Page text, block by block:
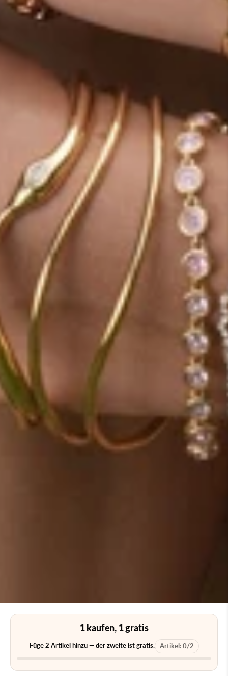
1 kaufen, 1 gratis
Füge 2 Artikel hinzu — der zweite ist gratis. Artikel: 0/2